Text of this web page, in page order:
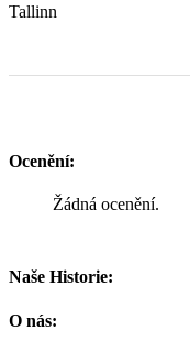
Tallinn
Ocenění:
Žádná ocenění.
Naše Historie:
O nás: